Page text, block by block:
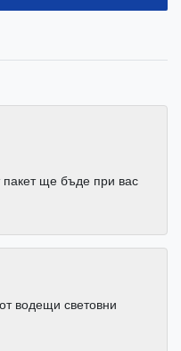
ще бъде при вас
водещи световни